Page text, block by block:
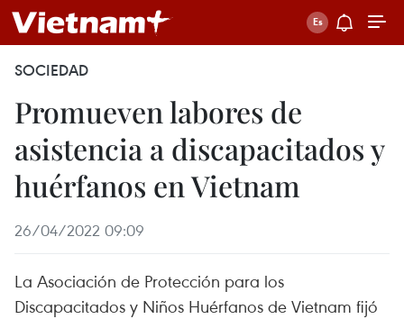
SOCIEDAD
Promueven labores de
asistencia a discapacitados y
huérfanos en Vietnam
26/04/2022 09:09
La Asociación de Protección para los
Discapacitados y Niños Huérfanos de Vietnam fijó